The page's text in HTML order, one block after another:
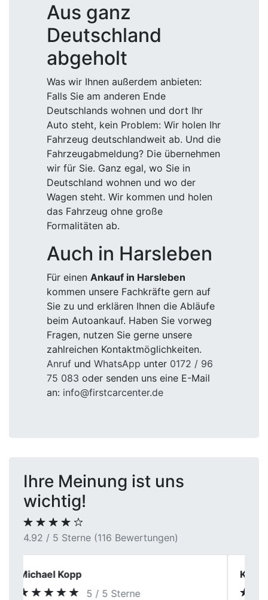
Aus ganz
Deutschland
abgeholt
Was wir Ihnen außerdem anbieten:
Falls Sie am anderen Ende
Deutschlands wohnen und dort Ihr
Auto steht, kein Problem: Wir holen Ihr
Fahrzeug deutschlandweit ab. Und die
Fahrzeugabmeldung? Die übernehmen
wir für Sie. Ganz egal, wo Sie in
Deutschland wohnen und wo der
Wagen steht. Wir kommen und holen
das Fahrzeug ohne große
Formalitäten ab.
Auch in Harsleben
Für einen Ankauf in Harsleben
kommen unsere Fachkräfte gern auf
Sie zu und erklären Ihnen die Abläufe
beim Autoankauf. Haben Sie vorweg
Fragen, nutzen Sie gerne unsere
zahlreichen Kontaktmöglichkeiten.
Anruf und WhatsApp unter 0172 / 96
75 083 oder senden uns eine E-Mail
an: info@firstcarcenter.de
Ihre Meinung ist uns
wichtig!
4.92 / 5 Sterne (116 Bewertungen)
Katrin Schwarz
5 / 5 Sterne